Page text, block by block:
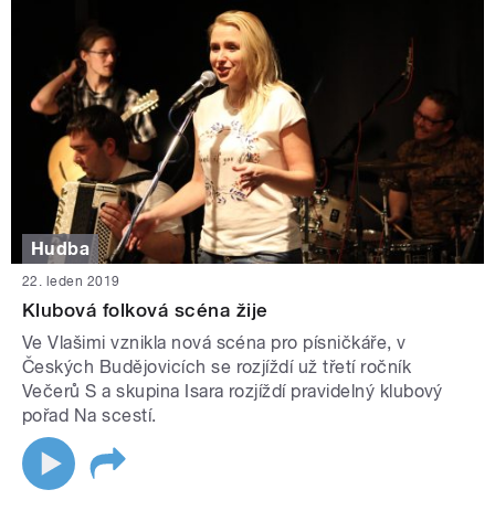
Hudba
22. leden 2019
Klubová folková scéna žije
Ve Vlašimi vznikla nová scéna pro písničkáře, v
Českých Budějovicích se rozjíždí už třetí ročník
Večerů S a skupina Isara rozjíždí pravidelný klubový
pořad Na scestí.